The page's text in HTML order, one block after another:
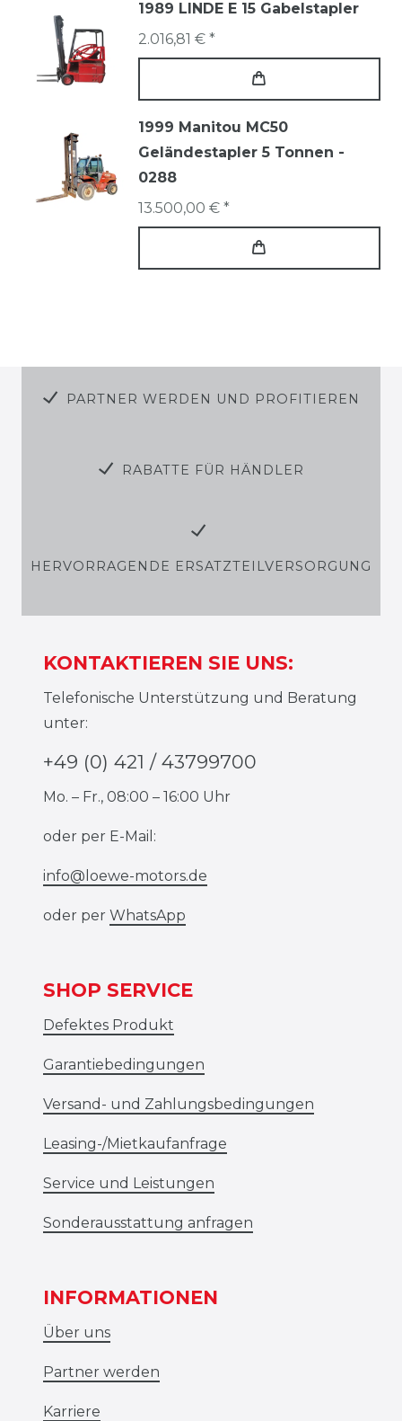
1989 LINDE E 15 Gabelstapler
2.016,81 € *
1999 Manitou MC50
Geländestapler 5 Tonnen -
0288
13.500,00 € *
PARTNER WERDEN UND PROFITIEREN
RABATTE FÜR HÄNDLER
HERVORRAGENDE ERSATZTEILVERSORGUNG
KONTAKTIEREN SIE UNS:
Telefonische Unterstützung und Beratung
unter:
+49 (0) 421 / 43799700
Mo. – Fr., 08:00 – 16:00 Uhr
oder per E-Mail:
info@loewe-motors.de
oder per WhatsApp
SHOP SERVICE
Defektes Produkt
Garantiebedingungen
Versand- und Zahlungsbedingungen
Leasing-/Mietkaufanfrage
Service und Leistungen
Sonderausstattung anfragen
INFORMATIONEN
Über uns
Partner werden
Karriere